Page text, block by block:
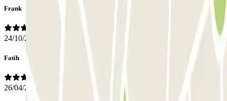
Frank
24/10/2025
Fatih
26/04/2025